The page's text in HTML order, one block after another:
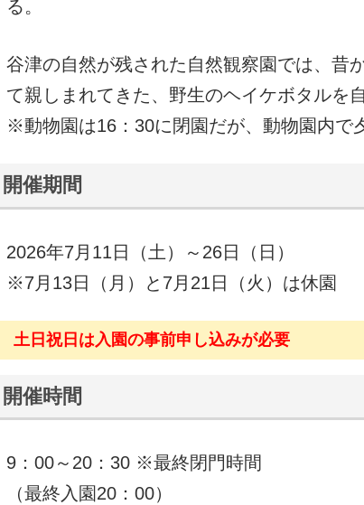
る。
谷津の自然が残された自然観察園では、昔
て親しまれてきた、野生のヘイケボタルを
※動物園は16：30に閉園だが、動物園内で
開催期間
2026年7月11日（土）～26日（日）
※7月13日（月）と7月21日（火）は休園
土日祝日は入園の事前申し込みが必要
開催時間
9：00～20：30 ※最終閉門時間
（最終入園20：00）